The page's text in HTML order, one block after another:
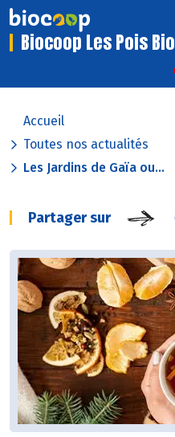
Biocoop Les Pois Bio
Accueil
Toutes nos actualités
Les Jardins de Gaïa ou...
Partager sur